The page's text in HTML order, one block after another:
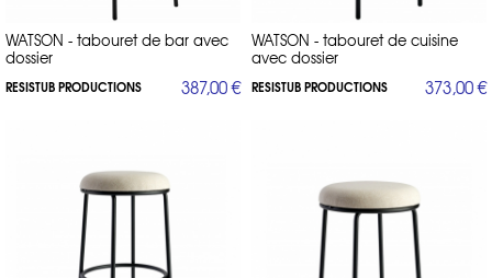
WATSON - tabouret de bar avec
dossier
RESISTUB PRODUCTIONS 387,00 €
WATSON - tabouret de cuisine
avec dossier
RESISTUB PRODUCTIONS 373,00 €